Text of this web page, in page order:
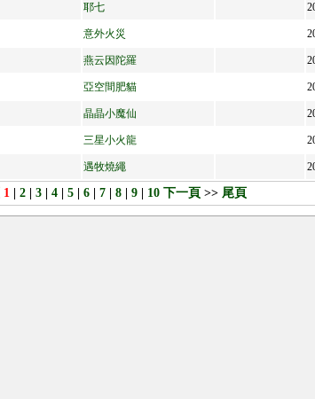
耶七
意外火災
燕云因陀羅
亞空間肥貓
晶晶小魔仙
三星小火龍
遇牧燒繩
1 2 3 4 5 6 7 8 9 10 下一頁 >> 尾頁